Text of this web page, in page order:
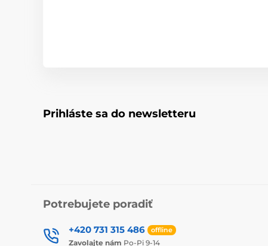
Prihláste sa do newsletteru
Potrebujete poradiť
+420 731 315 486 offline
Zavolajte nám Po-Pi 9-14